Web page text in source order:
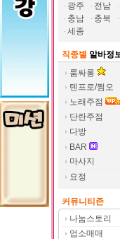
광주
전남
충남
충북
세종
직종별 알바정
룸싸롱
텐프로/쩜오
노래주점
단란주점
다방
BAR
마사지
요정
커뮤니티존
나눔스토리
업소매매